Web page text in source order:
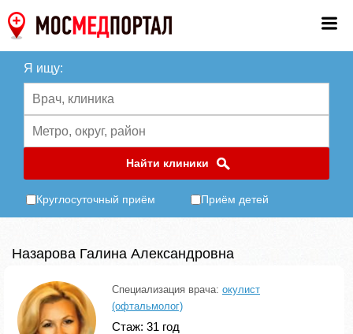
Я ищу:
Найти клиники
Круглосуточный приём Приём детей
Назарова Галина Александровна
Специализация врача: окулист
(офтальмолог)
Стаж: 31 год